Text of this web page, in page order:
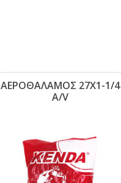
ΑΕΡΟΘΑΛΑΜΟΣ 27Χ1-1/4
Α/V